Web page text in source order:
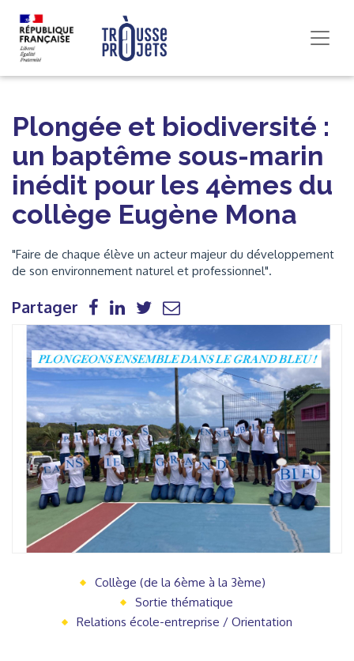
Plongée et biodiversité :
un baptême sous-marin
inédit pour les 4èmes du
collège Eugène Mona
"Faire de chaque élève un acteur majeur du développement
de son environnement naturel et professionnel".
Partager
Collège (de la 6ème à la 3ème)
Sortie thématique
Relations école-entreprise / Orientation